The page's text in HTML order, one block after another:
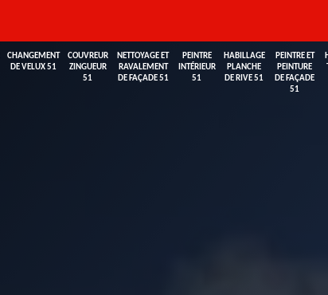
CHANGEMENT
DE VELUX 51
COUVREUR
ZINGUEUR
51
NETTOYAGE ET
RAVALEMENT
DE FAÇADE 51
PEINTRE
INTÉRIEUR
51
HABILLAGE
PLANCHE
DE RIVE 51
PEINTRE ET
PEINTURE
DE FAÇADE
51